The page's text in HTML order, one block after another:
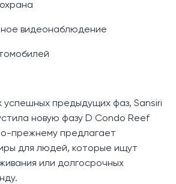
видеонаблюдение
успешных предыдущих фаз, Sansiri
новую фазу D Condo Reef
прежнему предлагает
для людей, которые ищут
или долгосрочных